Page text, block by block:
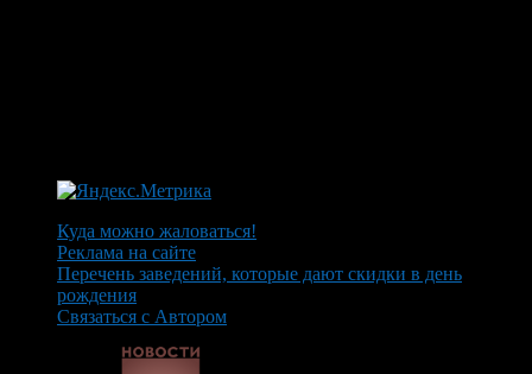
Куда можно жаловаться!
Реклама на сайте
Перечень заведений, которые дают скидки в день
рождения
Связаться с Автором